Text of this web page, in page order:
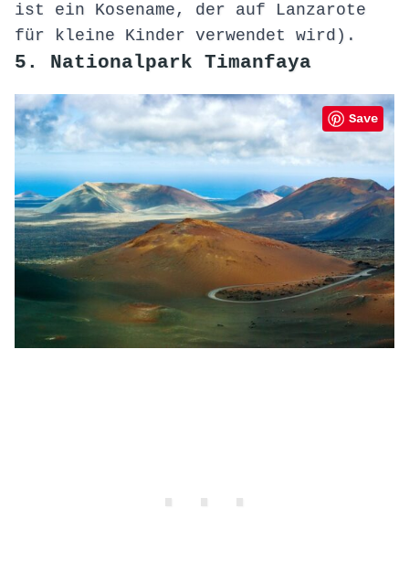
ist ein Kosename, der auf Lanzarote
für kleine Kinder verwendet wird).
5. Nationalpark Timanfaya
Save